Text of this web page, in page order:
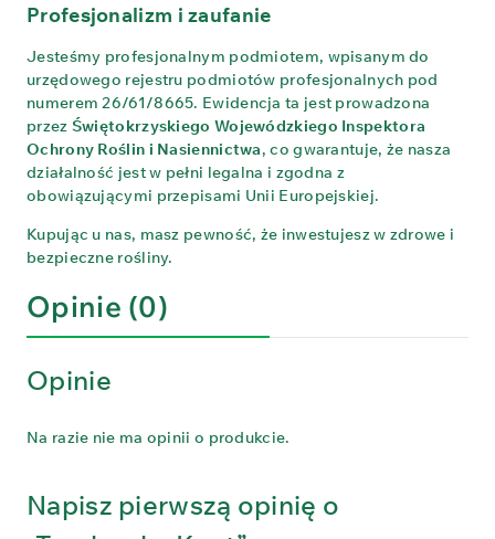
Profesjonalizm i zaufanie
Jesteśmy profesjonalnym podmiotem, wpisanym do
urzędowego rejestru podmiotów profesjonalnych pod
numerem 26/61/8665. Ewidencja ta jest prowadzona
przez Świętokrzyskiego Wojewódzkiego Inspektora
Ochrony Roślin i Nasiennictwa, co gwarantuje, że nasza
działalność jest w pełni legalna i zgodna z
obowiązującymi przepisami Unii Europejskiej.
Kupując u nas, masz pewność, że inwestujesz w zdrowe i
bezpieczne rośliny.
Opinie (0)
Opinie
Na razie nie ma opinii o produkcie.
Napisz pierwszą opinię o